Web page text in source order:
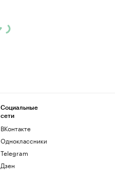
Социальные
сети
ВКонтакте
Одноклассники
Telegram
Дзен